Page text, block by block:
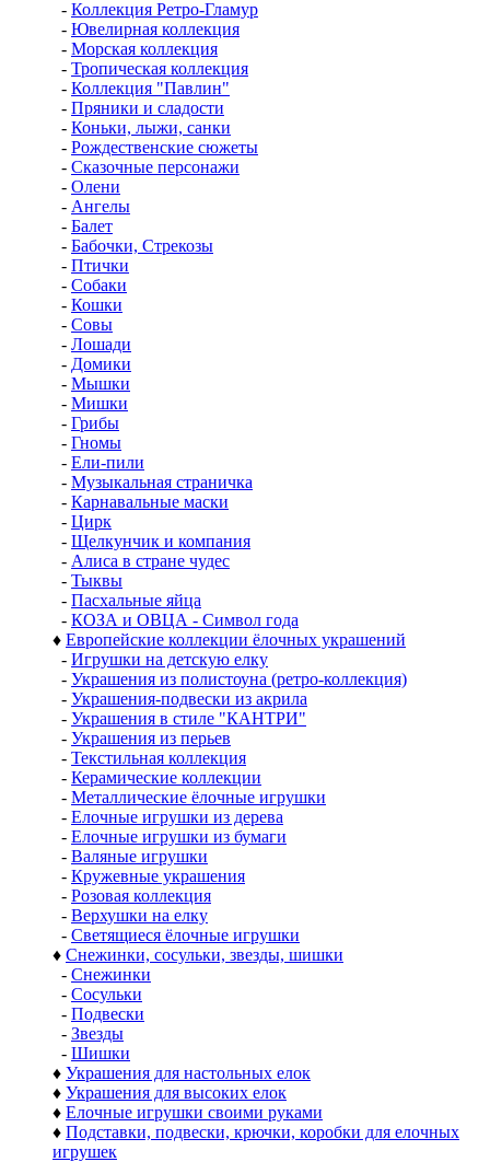
- Коллекция Ретро-Гламур
- Ювелирная коллекция
- Морская коллекция
- Тропическая коллекция
- Коллекция "Павлин"
- Пряники и сладости
- Коньки, лыжи, санки
- Рождественские сюжеты
- Сказочные персонажи
- Олени
- Ангелы
- Балет
- Бабочки, Стрекозы
- Птички
- Собаки
- Кошки
- Совы
- Лошади
- Домики
- Мышки
- Мишки
- Грибы
- Гномы
- Ели-пили
- Музыкальная страничка
- Карнавальные маски
- Цирк
- Щелкунчик и компания
- Алиса в стране чудес
- Тыквы
- Пасхальные яйца
- КОЗА и ОВЦА - Символ года
♦ Европейские коллекции ёлочных украшений
- Игрушки на детскую елку
- Украшения из полистоуна (ретро-коллекция)
- Украшения-подвески из акрила
- Украшения в стиле "КАНТРИ"
- Украшения из перьев
- Текстильная коллекция
- Керамические коллекции
- Металлические ёлочные игрушки
- Елочные игрушки из дерева
- Елочные игрушки из бумаги
- Валяные игрушки
- Кружевные украшения
- Розовая коллекция
- Верхушки на елку
- Светящиеся ёлочные игрушки
♦ Снежинки, сосульки, звезды, шишки
- Снежинки
- Сосульки
- Подвески
- Звезды
- Шишки
♦ Украшения для настольных елок
♦ Украшения для высоких елок
♦ Елочные игрушки своими руками
♦ Подставки, подвески, крючки, коробки для елочных
игрушек